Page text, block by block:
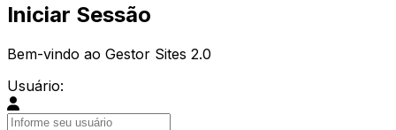
Iniciar Sessão
Bem-vindo ao Gestor Sites 2.0
Usuário: